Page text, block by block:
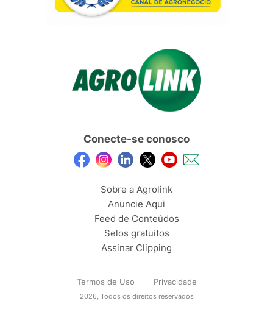
Conecte-se conosco
Sobre a Agrolink
Anuncie Aqui
Feed de Conteúdos
Selos gratuitos
Assinar Clipping
Termos de Uso Privacidade
2026, Todos os direitos reservados